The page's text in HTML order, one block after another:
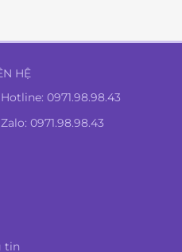
HỆ
Hotline:0971.98.98.43
Zalo: 0971.98.98.43
tin